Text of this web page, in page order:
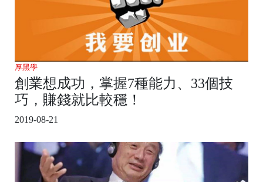
厚黑學
創業想成功，掌握7種能力、33個技
巧，賺錢就比較穩！
2019-08-21